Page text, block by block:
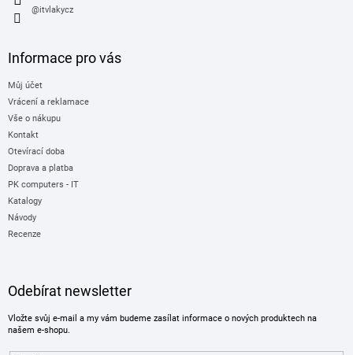
@itvlakycz
Informace pro vás
Můj účet
Vrácení a reklamace
Vše o nákupu
Kontakt
Otevírací doba
Doprava a platba
PK computers - IT
Katalogy
Návody
Recenze
Odebírat newsletter
Vložte svůj e-mail a my vám budeme zasílat informace o nových produktech na
našem e-shopu.